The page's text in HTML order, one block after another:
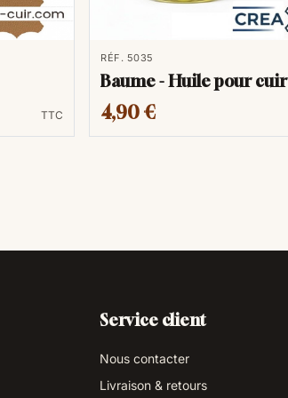
TTC
RÉF. 5035
Baume - Huile pour cuir
4,90 €
Service client
Nous contacter
Livraison & retours